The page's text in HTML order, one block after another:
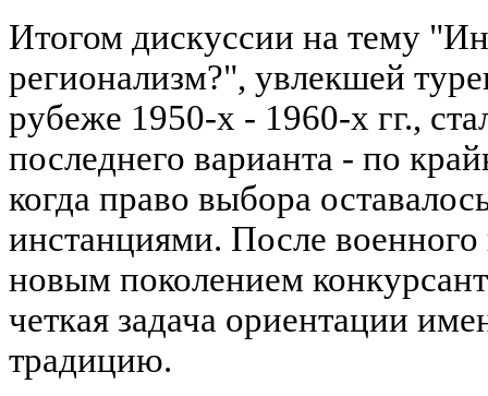
Итогом дискуссии на тему
регионализм?", увлекшей
рубеже 1950-х - 1960-х гг.,
последнего варианта - по
когда право выбора
инстанциями. После военного
новым поколением
четкая задача ориентации
традицию.